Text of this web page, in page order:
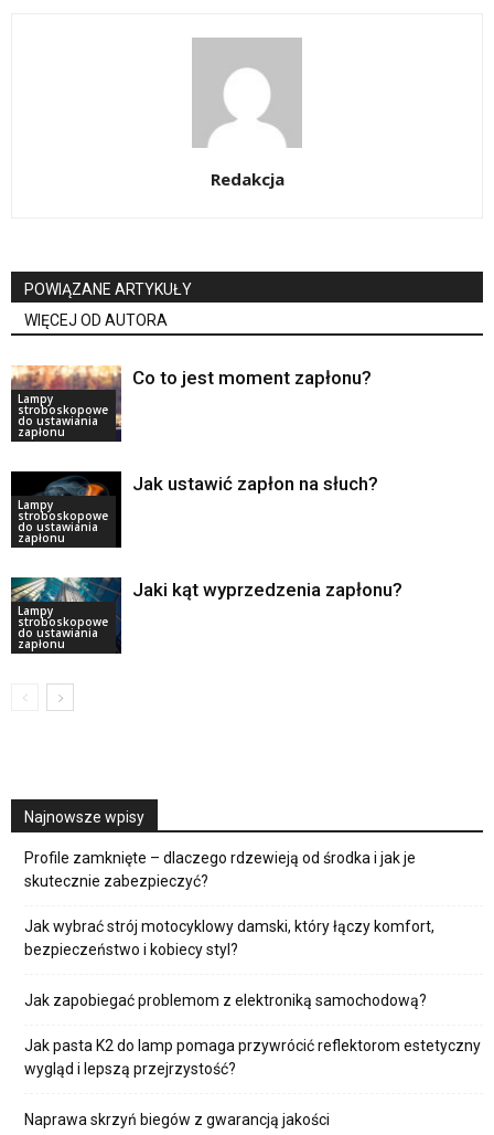
Redakcja
POWIĄZANE ARTYKUŁY
WIĘCEJ OD AUTORA
Lampy
stroboskopowe
do ustawiania
zapłonu
Co to jest moment zapłonu?
Lampy
stroboskopowe
do ustawiania
zapłonu
Jak ustawić zapłon na słuch?
Lampy
stroboskopowe
do ustawiania
zapłonu
Jaki kąt wyprzedzenia zapłonu?
Najnowsze wpisy
Profile zamknięte – dlaczego rdzewieją od środka i jak je
skutecznie zabezpieczyć?
Jak wybrać strój motocyklowy damski, który łączy komfort,
bezpieczeństwo i kobiecy styl?
Jak zapobiegać problemom z elektroniką samochodową?
Jak pasta K2 do lamp pomaga przywrócić reflektorom estetyczny
wygląd i lepszą przejrzystość?
Naprawa skrzyń biegów z gwarancją jakości